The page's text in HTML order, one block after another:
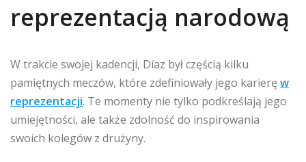
reprezentacją narodową
W trakcie swojej kadencji, Díaz był częścią kilku
pamiętnych meczów, które zdefiniowały jego karierę w
reprezentacji. Te momenty nie tylko podkreślają jego
umiejętności, ale także zdolność do inspirowania
swoich kolegów z drużyny.